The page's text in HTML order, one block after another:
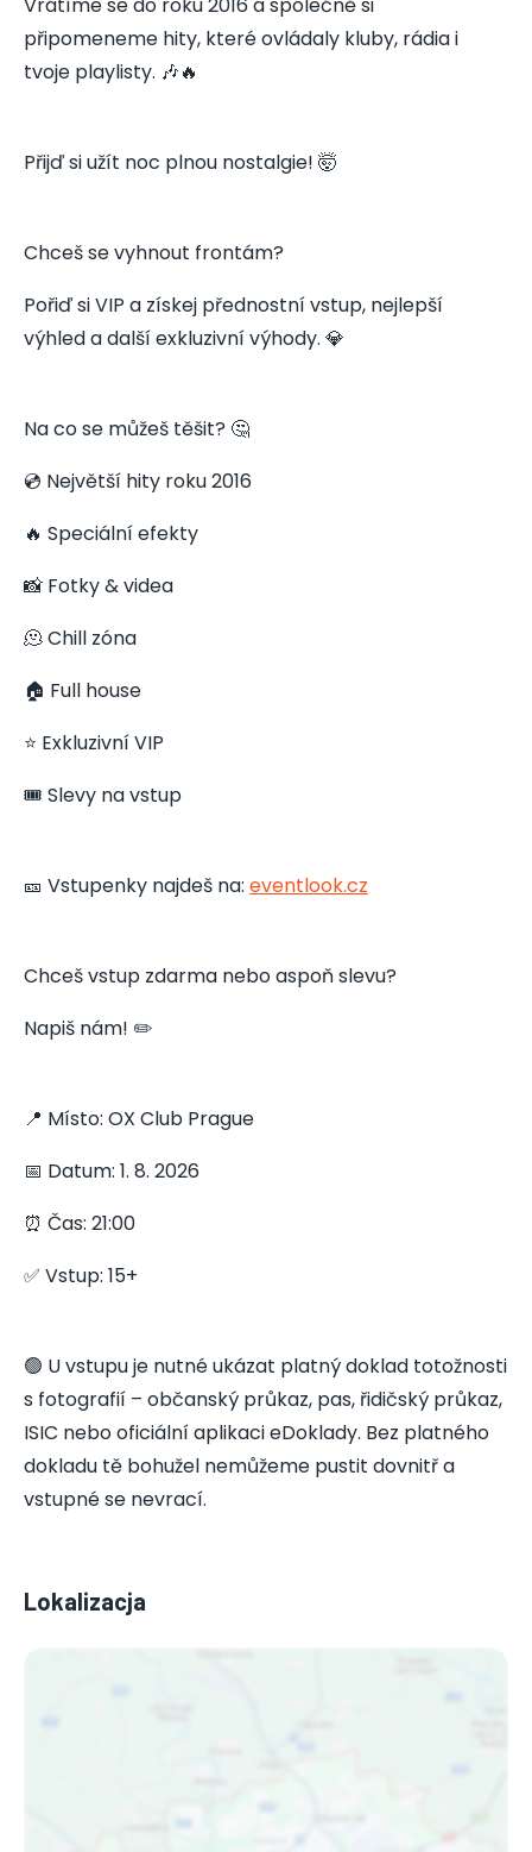
připomeneme hity, které ovládaly kluby, rádia i
tvoje playlisty. 🎶🔥
Přijď si užít noc plnou nostalgie! 🤯
Chceš se vyhnout frontám?
Pořiď si VIP a získej přednostní vstup, nejlepší
výhled a další exkluzivní výhody. 💎
Na co se můžeš těšit? 🤔
💿 Největší hity roku 2016
🔥 Speciální efekty
📸 Fotky & videa
🫠 Chill zóna
🏠 Full house
⭐ Exkluzivní VIP
🎟️ Slevy na vstup
🎫 Vstupenky najdeš na: eventlook.cz
Chceš vstup zdarma nebo aspoň slevu?
Napiš nám! ✏️
📍 Místo: OX Club Prague
📅 Datum: 1. 8. 2026
⏰ Čas: 21:00
✅ Vstup: 15+
🟢 U vstupu je nutné ukázat platný doklad totožnosti
s fotografií – občanský průkaz, pas, řidičský průkaz,
ISIC nebo oficiální aplikaci eDoklady. Bez platného
dokladu tě bohužel nemůžeme pustit dovnitř a
vstupné se nevrací.
Lokalizacja